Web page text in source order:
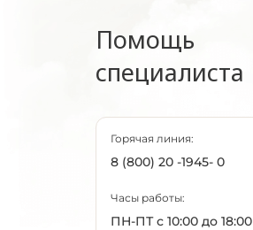
Помощь
специалиста
Горячая линия:
8 (800) 20 -1945- 0
Часы работы:
ПН-ПТ с 10:00 до 18:00